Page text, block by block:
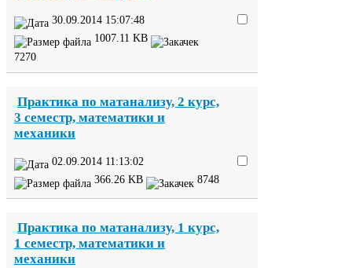
30 09 2014 15:07:48
1007 11 KB
7270
Практика по матанализу, 2 курс,
3 семестр, математики и
механики
02 09 2014 11:13:02
366.26 KB 8748
Практика по матанализу, 1 курс,
1 семестр, математики и
механики